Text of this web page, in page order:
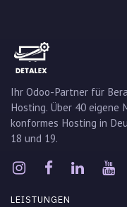
Ihr Odoo-Partner für
Hosting. Über 40 eigene
konformes Hosting in
18 und 19.
LEISTUNGEN